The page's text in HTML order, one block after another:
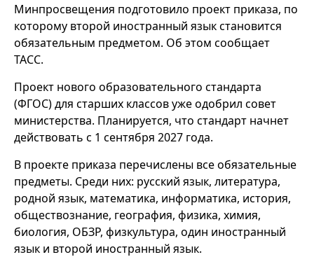
Минпросвещения подготовило проект приказа, по
которому второй иностранный язык становится
обязательным предметом. Об этом сообщает
ТАСС.
Проект нового образовательного стандарта
(ФГОС) для старших классов уже одобрил совет
министерства. Планируется, что стандарт начнет
действовать с 1 сентября 2027 года.
В проекте приказа перечислены все обязательные
предметы. Среди них: русский язык, литература,
родной язык, математика, информатика, история,
обществознание, география, физика, химия,
биология, ОБЗР, физкультура, один иностранный
язык и второй иностранный язык.